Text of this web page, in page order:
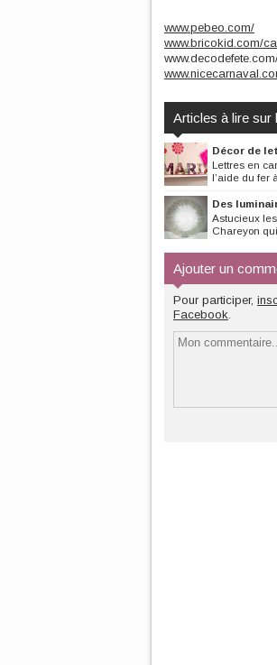
www.pebeo.com/
www.bricokid.com/
Articles à lire sur
Décor de
Lettres en
l’aide du fer
Des
Astucieux
Chareyon
Ajouter un
Pour participer,
Facebook.